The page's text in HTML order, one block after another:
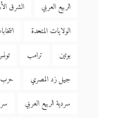
الربيع العربي
الشرق
الولايات المتحدة
بوتين
ترامب
جيل زد المصري
حرب
سردية الربيع العربي